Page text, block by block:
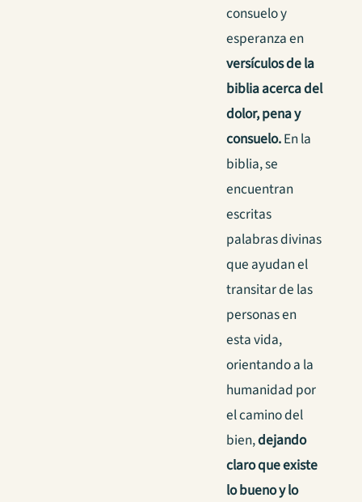
consuelo y
esperanza en
versículos de la
biblia acerca del
dolor, pena y
consuelo.En la
biblia, se
encuentran
escritas
palabras divinas
que ayudan el
transitar de las
personas en
esta vida,
orientando a la
humanidad por
el camino del
bien,dejando
claro que existe
lo bueno y lo